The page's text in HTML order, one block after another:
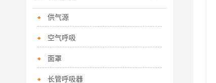
供气源
空气呼吸
面罩
长管呼吸器